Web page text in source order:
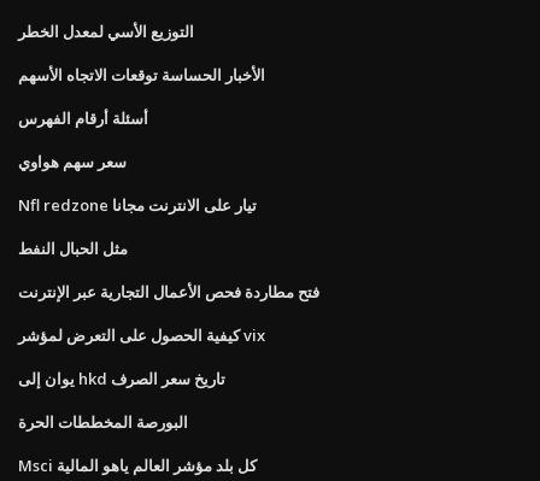
التوزيع الأسي لمعدل الخطر
الأخبار الحساسة توقعات الاتجاه الأسهم
أسئلة أرقام الفهرس
سعر سهم هواوي
Nfl redzone تيار على الانترنت مجانا
مثل الحبال النفط
فتح مطاردة فحص الأعمال التجارية عبر الإنترنت
كيفية الحصول على التعرض لمؤشر vix
يوان إلى hkd تاريخ سعر الصرف
البورصة المخططات الحرة
Msci كل بلد مؤشر العالم ياهو المالية